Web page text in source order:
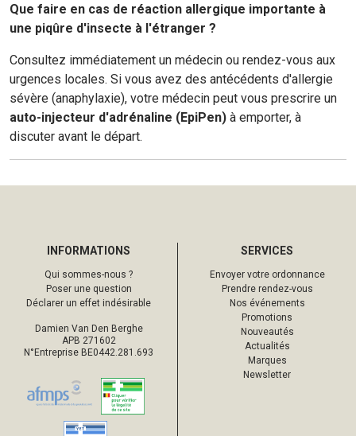
Que faire en cas de réaction allergique importante à
une piqûre d'insecte à l'étranger ?
Consultez immédiatement un médecin ou rendez-vous aux
urgences locales. Si vous avez des antécédents d'allergie
sévère (anaphylaxie), votre médecin peut vous prescrire un
auto-injecteur d'adrénaline (EpiPen) à emporter, à
discuter avant le départ.
INFORMATIONS
Qui sommes-nous ?
Poser une question
Déclarer un effet indésirable
Damien Van Den Berghe
APB 271602
N°Entreprise BE0442.281.693
SERVICES
Envoyer votre ordonnance
Prendre rendez-vous
Nos événements
Promotions
Nouveautés
Actualités
Marques
Newsletter